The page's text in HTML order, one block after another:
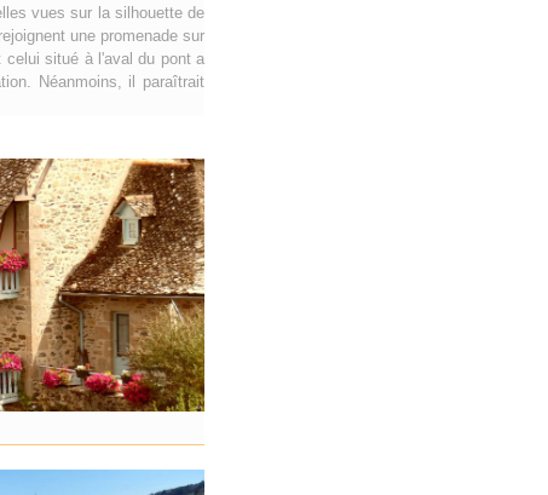
vues sur la silhouette de
une promenade sur
celui situé à l'aval du pont a
Néanmoins, il paraîtrait